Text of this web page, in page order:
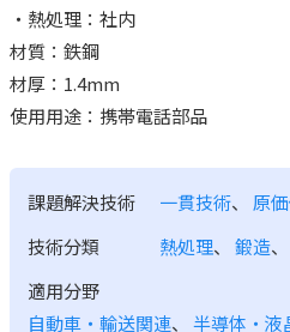
・熱処理：社内
材質：鉄鋼
材厚：1.4mm
使用用途：携帯電話部品
課題解決技術 一貫技術、 原
技術分類
熱処理、 鍛造、
適用分野
自動車・輸送関連、 半導体・液